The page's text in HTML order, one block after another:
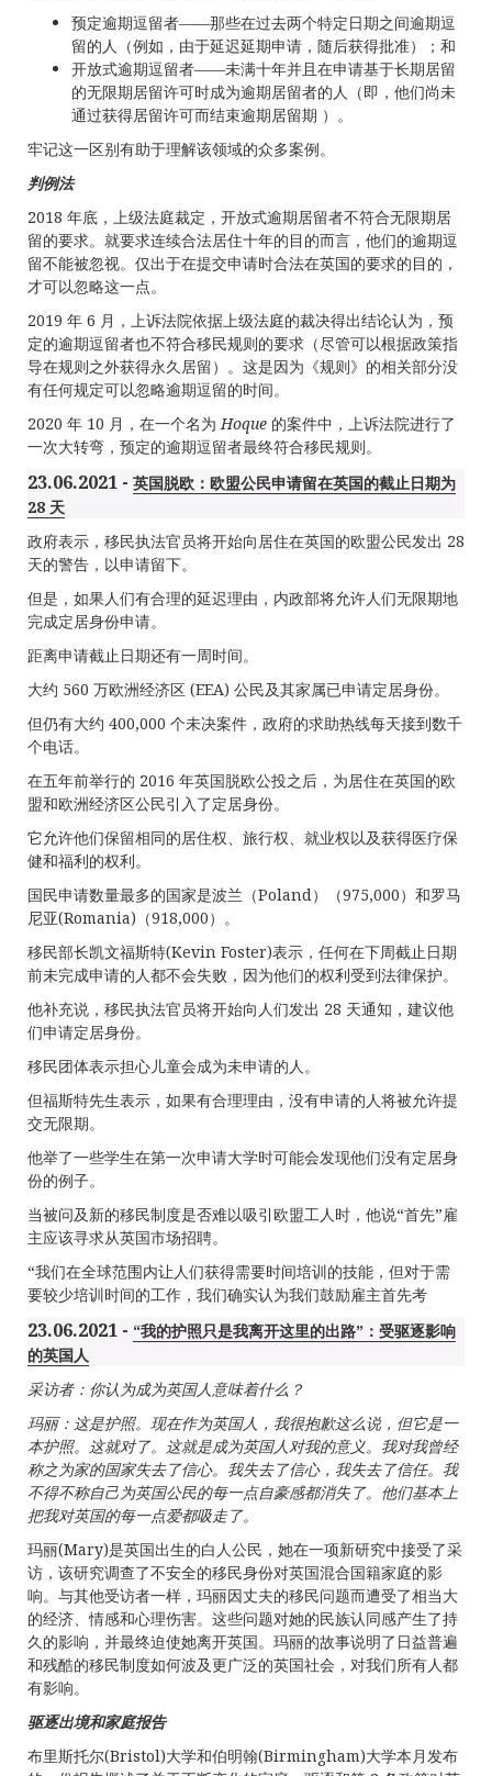
预定逾期逗留者——那些在过去两个特定日期之间逾期逗
留的人（例如，由于延迟延期申请，随后获得批准）；和
开放式逾期逗留者——未满十年并且在申请基于长期居留
的无限期居留许可时成为逾期居留者的人（即，他们尚未
通过获得居留许可而结束逾期居留期 ）。
牢记这一区别有助于理解该领域的众多案例。
判例法
2018 年底，上级法庭裁定，开放式逾期居留者不符合无限期居
留的要求。就要求连续合法居住十年的目的而言，他们的逾期逗
留不能被忽视。仅出于在提交申请时合法在英国的要求的目的，
才可以忽略这一点。
2019 年 6 月，上诉法院依据上级法庭的裁决得出结论认为，预
定的逾期逗留者也不符合移民规则的要求（尽管可以根据政策指
导在规则之外获得永久居留）。这是因为《规则》的相关部分没
有任何规定可以忽略逾期逗留的时间。
2020 年 10 月，在一个名为Hoque 的案件中，上诉法院进行了
一次大转弯，预定的逾期逗留者最终符合移民规则。
23.06.2021 - 英国脱欧：欧盟公民申请留在英国的截止日期为
28 天
政府表示，移民执法官员将开始向居住在英国的欧盟公民发出 28
天的警告，以申请留下。
但是，如果人们有合理的延迟理由，内政部将允许人们无限期地
完成定居身份申请。
距离申请截止日期还有一周时间。
大约 560 万欧洲经济区 (EEA) 公民及其家属已申请定居身份。
但仍有大约 400,000 个未决案件，政府的求助热线每天接到数千
个电话。
在五年前举行的 2016 年英国脱欧公投之后，为居住在英国的欧
盟和欧洲经济区公民引入了定居身份。
它允许他们保留相同的居住权、旅行权、就业权以及获得医疗保
健和福利的权利。
国民申请数量最多的国家是波兰（Poland）（975,000）和罗马
尼亚(Romania)（918,000）。
移民部长凯文福斯特(Kevin Foster)表示，任何在下周截止日期
前未完成申请的人都不会失败，因为他们的权利受到法律保护。
他补充说，移民执法官员将开始向人们发出 28 天通知，建议他
们申请定居身份。
移民团体表示担心儿童会成为未申请的人。
但福斯特先生表示，如果有合理理由，没有申请的人将被允许提
交无限期。
他举了一些学生在第一次申请大学时可能会发现他们没有定居身
份的例子。
当被问及新的移民制度是否难以吸引欧盟工人时，他说“首先”雇
主应该寻求从英国市场招聘。
“我们在全球范围内让人们获得需要时间培训的技能，但对于需
要较少培训时间的工作，我们确实认为我们鼓励雇主首先考
23.06.2021 - “我的护照只是我离开这里的出路”：受驱逐影响
的英国人
采访者：你认为成为英国人意味着什么？
玛丽：这是护照。现在作为英国人，我很抱歉这么说，但它是一
本护照。这就对了。这就是成为英国人对我的意义。我对我曾经
称之为家的国家失去了信心。我失去了信心，我失去了信任。我
不得不称自己为英国公民的每一点自豪感都消失了。他们基本上
把我对英国的每一点爱都吸走了。
玛丽(Mary)是英国出生的白人公民，她在一项新研究中接受了采
访，该研究调查了不安全的移民身份对英国混合国籍家庭的影
响。与其他受访者一样，玛丽因丈夫的移民问题而遭受了相当大
的经济、情感和心理伤害。这些问题对她的民族认同感产生了持
久的影响，并最终迫使她离开英国。玛丽的故事说明了日益普遍
和残酷的移民制度如何波及更广泛的英国社会，对我们所有人都
有影响。
驱逐出境和家庭报告
布里斯托尔(Bristol)大学和伯明翰(Birmingham)大学本月发布